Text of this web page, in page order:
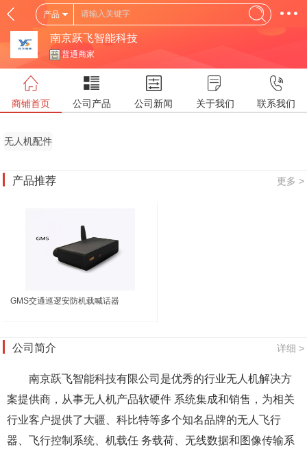
产品
南京跃飞智能科技
普通商家
商铺首页 公司产品 公司新闻 关于我们 联系我们
无人机配件
产品推荐 更多 >
GMS交通巡逻安防机载喊话器
公司简介 详细 >
南京跃飞智能科技有限公司是优秀的行业无人机解决方
案提供商，从事无人机产品软硬件 系统集成和销售，为相关
行业客户提供了大疆、科比特等多个知名品牌的无人飞行
器、飞行控制系统、机载任 务载荷、无线数据和图像传输系